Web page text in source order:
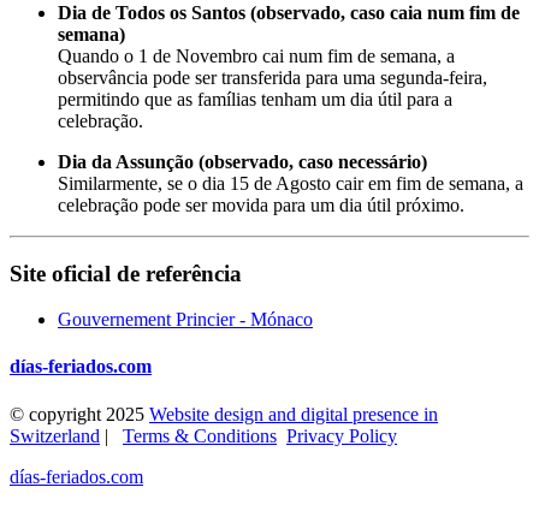
Dia de Todos os Santos (observado, caso caia num fim de
semana)
Quando o 1 de Novembro cai num fim de semana, a
observância pode ser transferida para uma segunda-feira,
permitindo que as famílias tenham um dia útil para a
celebração.
Dia da Assunção (observado, caso necessário)
Similarmente, se o dia 15 de Agosto cair em fim de semana, a
celebração pode ser movida para um dia útil próximo.
Site oficial de referência
Gouvernement Princier - Mónaco
días-feriados.com
© copyright 2025 Website design and digital presence in
Switzerland | Terms & Conditions Privacy Policy
días-feriados.com